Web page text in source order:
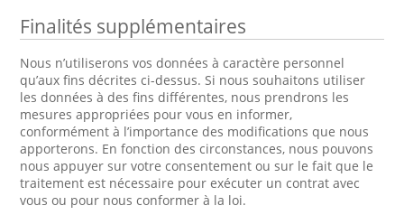
Finalités supplémentaires
Nous n’utiliserons vos données à caractère personnel
qu’aux fins décrites ci-dessus. Si nous souhaitons utiliser
les données à des fins différentes, nous prendrons les
mesures appropriées pour vous en informer,
conformément à l’importance des modifications que nous
apporterons. En fonction des circonstances, nous pouvons
nous appuyer sur votre consentement ou sur le fait que le
traitement est nécessaire pour exécuter un contrat avec
vous ou pour nous conformer à la loi.